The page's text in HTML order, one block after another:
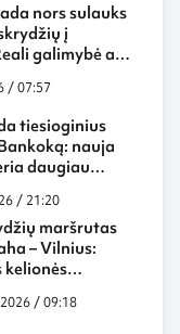
nors sulauks
į
galimybė ar
/ 07:57
tiesioginius
nauja
daugiau
/ 21:20
maršrutas
– Vilnius:
kelionės
verta žinoti
/ 09:18